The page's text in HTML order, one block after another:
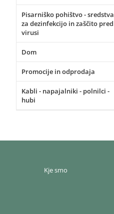
Pisarniško pohištvo - sredstva
za dezinfekcijo in zaščito pred
virusi
Dom
Promocije in odprodaja
Kabli - napajalniki - polnilci -
hubi
Kje smo